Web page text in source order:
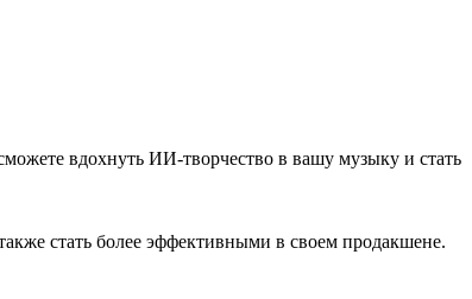
вдохнуть ИИ-творчество в вашу музыку и стать
стать более эффективными в своем продакшене.